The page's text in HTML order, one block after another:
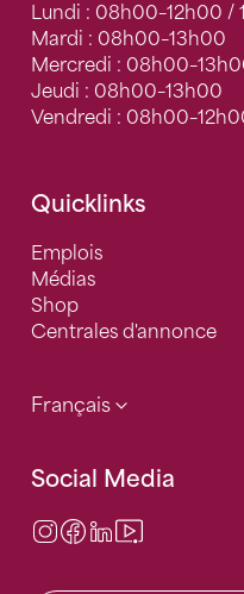
Lundi : 08h00–12h00 /
Mardi : 08h00–13h00
Mercredi :
Jeudi : 08h00–13h00
Vendredi :
Quicklinks
Emplois
Médias
Shop
Centrales d'annonce
Français
Social Media
Instagram
Facebook
LinkedIn